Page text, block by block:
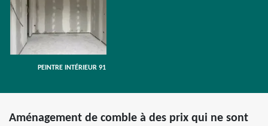
PEINTRE INTÉRIEUR 91
Aménagement de comble à des prix qui ne sont